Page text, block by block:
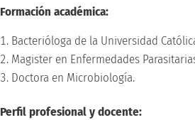
Formación académica:
Bacterióloga de la Universidad
Magister en Enfermedades
Doctora en Microbiología.
Perfil profesional y docente: